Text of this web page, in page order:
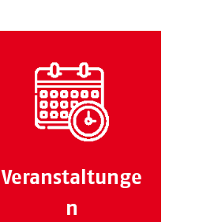
Veranstaltunge
n